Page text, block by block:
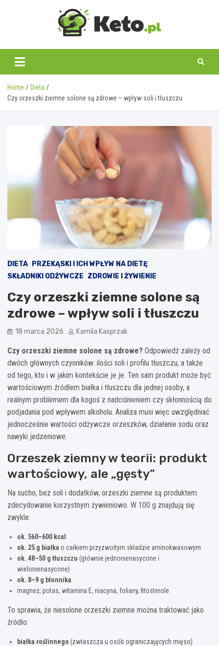
keto.pl
Home
Dieta
Czy orzeszki ziemne solone są zdrowe – wpływ soli i tłuszczu
DIETA
PRZEKĄSKI I ICH WPŁYW NA DIETĘ
SKŁADNIKI ODŻYWCZE ZDROWIE I ŻYWIENIE
Czy orzeszki ziemne solone są
zdrowe – wpływ soli i tłuszczu
18 marca 2026 Kamila Kasprzak
Czy orzeszki ziemne solone są zdrowe? Odpowiedź zależy od
dwóch głównych czynników: ilości soli i profilu tłuszczu, a także
od tego, kto i w jakim kontekście je je. Ten sam produkt może być
wartościowym źródłem białka i tłuszczu dla jednej osoby, a
realnym problemem dla kogoś z nadciśnieniem czy skłonnością do
podjadania pod wpływem alkoholu. Analiza musi więc uwzględniać
jednocześnie wartości odżywcze orzeszków, działanie sodu oraz
nawyki jedzeniowe.
Orzeszek ziemny w teorii: produkt
wartościowy, ale „gęsty”
Na sucho, bez soli i dodatków, orzeszki ziemne są produktem
zdecydowanie korzystnym żywieniowo. W 100 g znajdują się
zwykle:
ok. 560–600 kcal
ok. 25 g białka o całkiem przyzwoitym składzie aminokwasowym
ok. 48–50 g tłuszczu (głównie jednonienasycone i
wielonienasycone)
ok. 8–9 g błonnika
magnez, potas, witamina E, niacyna, foliany, fitosterole
To sprawia, że niesolone orzeszki ziemne można traktować jako
źródło:
białka roślinnego (zwłaszcza u osób ograniczających mięso)